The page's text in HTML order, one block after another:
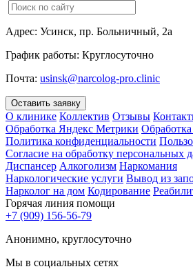
Адрес: Усинск, пр. Больничный, 2а
График работы: Круглосуточно
Почта: usinsk@narcolog-pro.clinic
Оставить заявку
О клинике Коллектив Отзывы
Обработка Яндекс Метрики
Политика конфиденциальности
Согласие на обработку персональных
Диспансер Алкоголизм Наркомания
Наркологические услуги Вывод из
Нарколог на дом Кодирование
Горячая линия помощи
+7 (909) 156-56-79
Анонимно, круглосуточно
Мы в социальных сетях